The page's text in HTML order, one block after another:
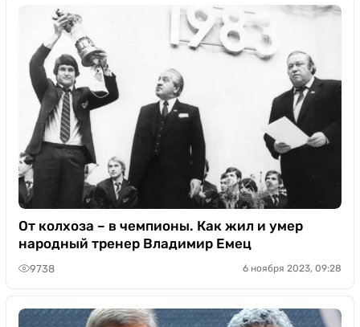
От колхоза – в чемпионы. Как жил и умер
народный тренер Владимир Емец
9738 6 ноября 2023, 09:28